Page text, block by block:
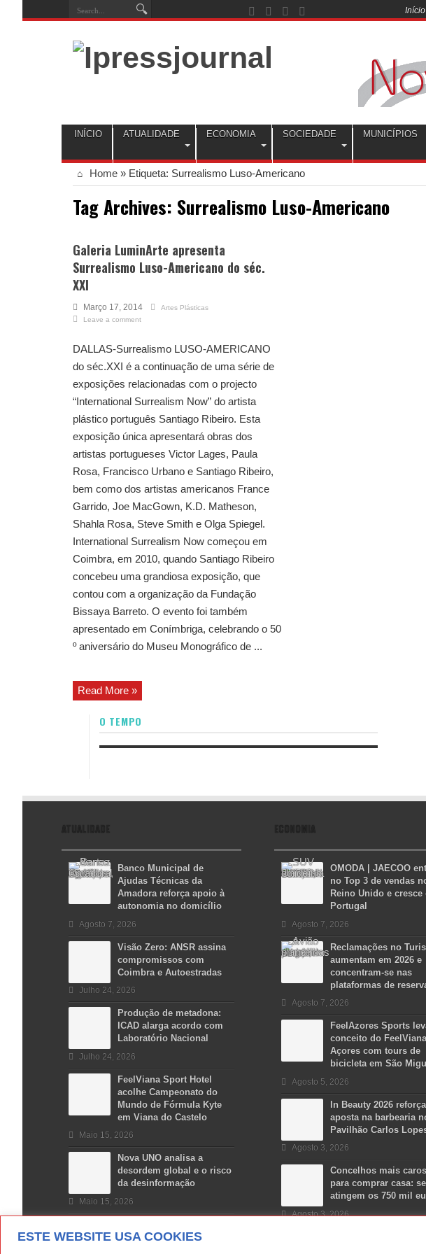
ESTE WEBSITE USA COOKIES
Início
INÍCIO ATUALIDADE ECONOMIA SOCIEDADE MUNICÍPIOS
Home » Etiqueta: Surrealismo Luso-Americano
Tag Archives: Surrealismo Luso-Americano
Galeria LuminArte apresenta
Surrealismo Luso-Americano do séc.
XXI
Março 17, 2014
Artes Plásticas
Leave a comment
DALLAS-Surrealismo LUSO-AMERICANO
do séc.XXI é a continuação de uma série de
exposições relacionadas com o projecto
“International Surrealism Now” do artista
plástico português Santiago Ribeiro. Esta
exposição única apresentará obras dos
artistas portugueses Victor Lages, Paula
Rosa, Francisco Urbano e Santiago Ribeiro,
bem como dos artistas americanos France
Garrido, Joe MacGown, K.D. Matheson,
Shahla Rosa, Steve Smith e Olga Spiegel.
International Surrealism Now começou em
Coimbra, em 2010, quando Santiago Ribeiro
concebeu uma grandiosa exposição, que
contou com a organização da Fundação
Bissaya Barreto. O evento foi também
apresentado em Conímbriga, celebrando o 50
º aniversário do Museu Monográfico de ...
Read More »
O TEMPO
ATUALIDADE
Banco Municipal de
Ajudas Técnicas da
Amadora reforça apoio à
autonomia no domicílio
Agosto 7, 2026
Visão Zero: ANSR assina
compromissos com
Coimbra e Autoestradas
Julho 24, 2026
Produção de metadona:
ICAD alarga acordo com
Laboratório Nacional
Julho 24, 2026
FeelViana Sport Hotel
acolhe Campeonato do
Mundo de Fórmula Kyte
em Viana do Castelo
Maio 15, 2026
Nova UNO analisa a
desordem global e o risco
da desinformação
Maio 15, 2026
ECONOMIA
OMODA | JAECOO
no Top 3 de vendas
Reino Unido e cresce
Portugal
Agosto 7, 2026
Reclamações no
aumentam em 2026 e
concentram-se nas
plataformas de
Agosto 7, 2026
FeelAzores Sports
conceito do
Açores com tours de
bicicleta em São
Agosto 5, 2026
In Beauty 2026 reforça
aposta na barbearia
Pavilhão Carlos
Agosto 3, 2026
Concelhos mais caros
para comprar casa:
atingem os 750 mil
Agosto 3, 2026